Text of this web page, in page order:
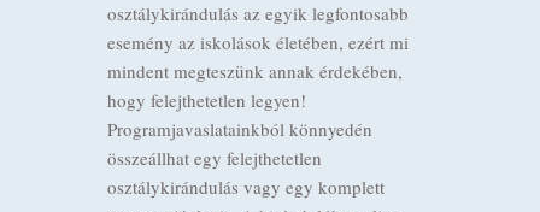
osztálykirándulás az egyik legfontosabb
esemény az iskolások életében, ezért mi
mindent megteszünk annak érdekében,
hogy felejthetetlen legyen!
Programjavaslatainkból könnyedén
összeállhat egy felejthetetlen
osztálykirándulás vagy egy komplett